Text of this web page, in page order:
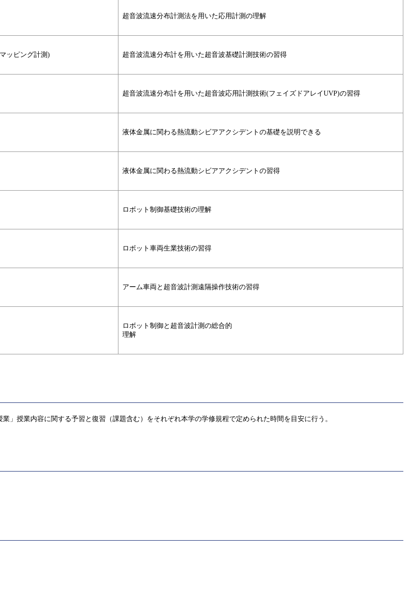
超音波流速分布計測法を用いた応用計測の理解
ッピング計測)
超音波流速分布計を用いた超音波基礎計測技術の習得
超音波流速分布計を用いた超音波応用計測技術(フェイズドアレイUVP)の習得
液体金属に関わる熱流動シビアアクシデントの基礎を説明できる
液体金属に関わる熱流動シビアアクシデントの習得
ロボット制御基礎技術の理解
ロボット車両生業技術の習得
アーム車両と超音波計測遠隔操作技術の習得
ロボット制御と超⾳波計測の総合的
理解
」授業内容に関する予習と復習（課題含む）をそれぞれ本学の学修規程で定められた時間を目安に行う。